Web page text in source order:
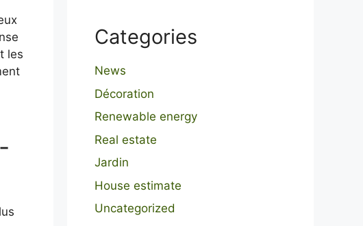
les
Categories
News
Décoration
Renewable energy
Real estate
Jardin
House estimate
Uncategorized